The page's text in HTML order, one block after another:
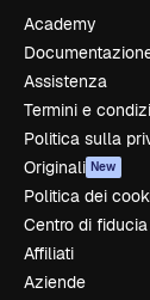
Academy
Assistenza
Termini e
Politica sulla
Originali New
Politica dei
Centro di fiducia
Affiliati
Aziende